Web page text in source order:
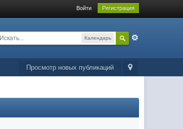
Войти Регистрация
Календарь
Просмотр новых публикаций